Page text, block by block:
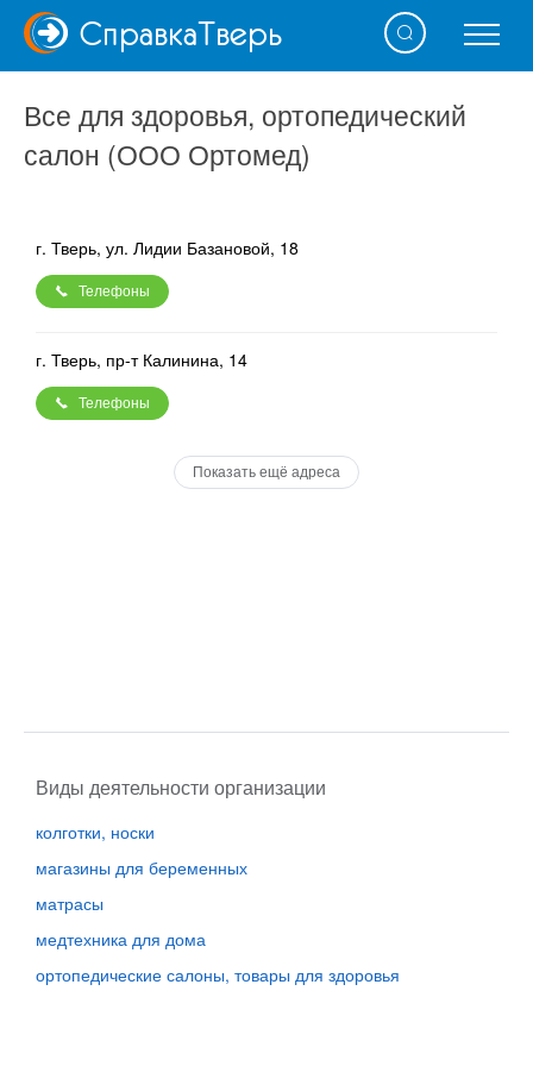
СправкаТверь
Все для здоровья, ортопедический
салон (ООО Ортомед)
г. Тверь, ул. Лидии Базановой, 18
Телефоны
г. Тверь, пр-т Калинина, 14
Телефоны
Показать ещё адреса
Виды деятельности организации
колготки, носки
магазины для беременных
матрасы
медтехника для дома
ортопедические салоны, товары для здоровья